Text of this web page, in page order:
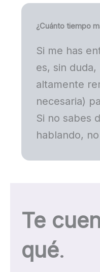
¿Cuánto tiempo
Si me has
es, sin
altamente
necesaria)
Si no sabes
hablando,
Te
qué.